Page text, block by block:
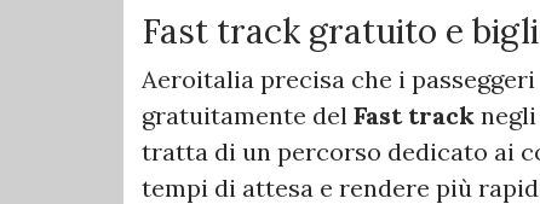
Fast track gratuito e
Aeroitalia precisa che i
gratuitamente del Fast track
tratta di un percorso dedicato ai
tempi di attesa e rendere più